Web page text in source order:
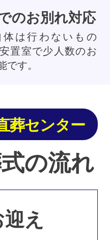
のお別れ対応
体は行わないもの
置室で少人数のお
です。
葬センター
の流れ
え